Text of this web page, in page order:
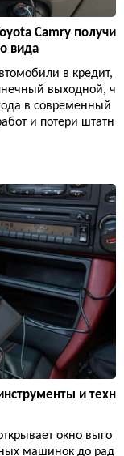
Camry получи
вида
в кредит,
выходной, ч
в современный
и потери штатн
и техн
окно выго
машинок до рад